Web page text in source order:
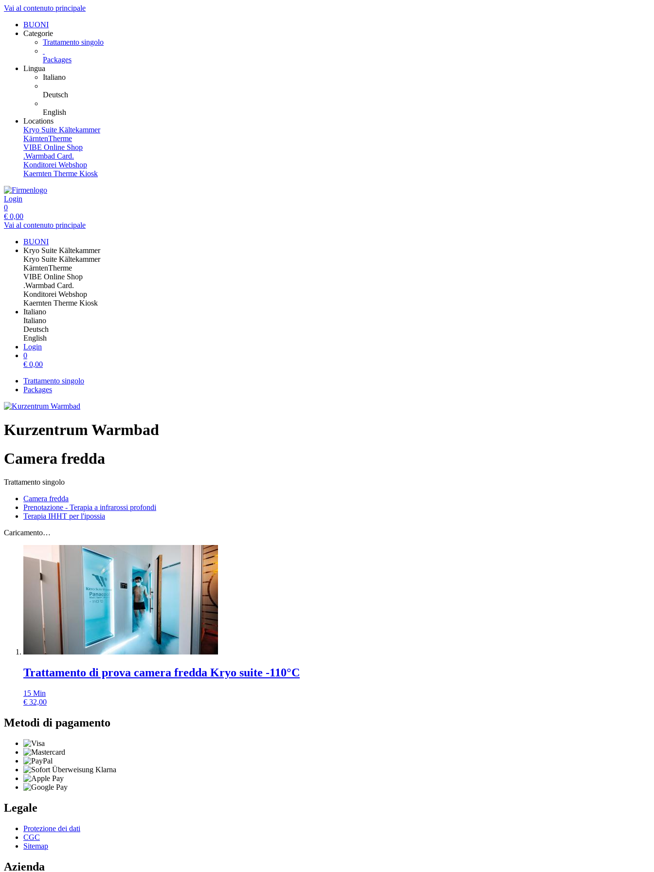
Vai al contenuto principale
BUONI
Categorie
Trattamento singolo
Packages
Lingua
Italiano
Deutsch
English
Locations
Kryo Suite Kältekammer
KärntenTherme
VIBE Online Shop
.Warmbad Card.
Konditorei Webshop
Kaernten Therme Kiosk
Login
0
€ 0,00
Vai al contenuto principale
BUONI
Kryo Suite Kältekammer
Kryo Suite Kältekammer
KärntenTherme
VIBE Online Shop
.Warmbad Card.
Konditorei Webshop
Kaernten Therme Kiosk
Italiano
Italiano
Deutsch
English
Login
0
€ 0,00
Trattamento singolo
Packages
Kurzentrum Warmbad
Camera fredda
Trattamento singolo
Camera fredda
Prenotazione - Terapia a infrarossi profondi
Terapia IHHT per l'ipossia
Caricamento…
Trattamento di prova camera fredda Kryo suite -110°C
15 Min
€ 32,00
Metodi di pagamento
Legale
Protezione dei dati
CGC
Sitemap
Azienda